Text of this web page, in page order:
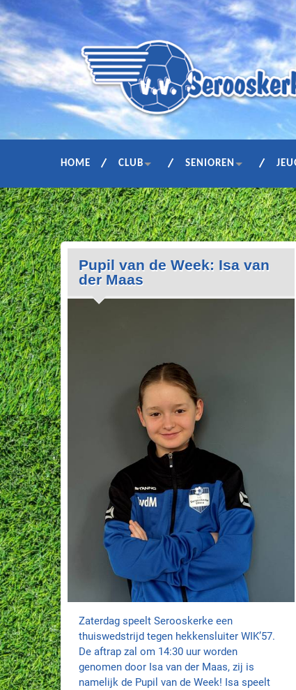
HOME CLUB SENIOREN
Pupil van de Week: Isa van
der Maas
Zaterdag speelt Serooskerke een
thuiswedstrijd tegen hekkensluiter WIK’57.
De aftrap zal om 14:30 uur worden
genomen door Isa van der Maas, zij is
namelijk de Pupil van de Week! Isa speelt